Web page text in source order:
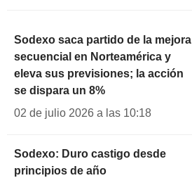
Sodexo saca partido de la mejora
secuencial en Norteamérica y
eleva sus previsiones; la acción
se dispara un 8%
02 de julio 2026 a las 10:18
Sodexo: Duro castigo desde
principios de año